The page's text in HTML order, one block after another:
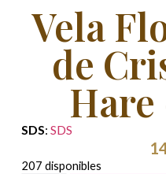
Vela
de
Hare
SDS: SDS
207 disponibles